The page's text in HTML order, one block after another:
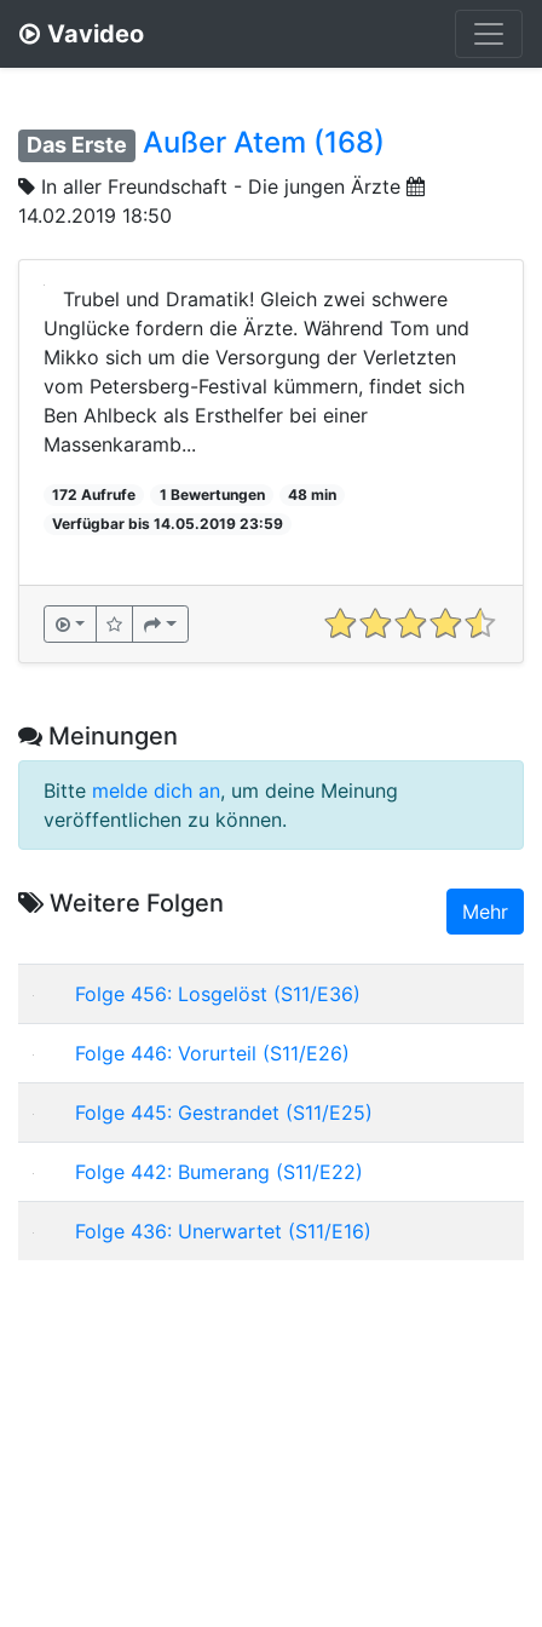
Vavideo
Das Erste Außer Atem (168)
In aller Freundschaft - Die jungen Ärzte
14.02.2019 18:50
Trubel und Dramatik! Gleich zwei schwere
Unglücke fordern die Ärzte. Während Tom und
Mikko sich um die Versorgung der Verletzten
vom Petersberg-Festival kümmern, findet sich
Ben Ahlbeck als Ersthelfer bei einer
Massenkaramb...
172 Aufrufe 1 Bewertungen
48 min
Verfügbar bis 14.05.2019 23:59
Meinungen
Bitte melde dich an, um deine Meinung
veröffentlichen zu können.
Weitere Folgen Mehr
Folge 456: Losgelöst (S11/E36)
Folge 446: Vorurteil (S11/E26)
Folge 445: Gestrandet (S11/E25)
Folge 442: Bumerang (S11/E22)
Folge 436: Unerwartet (S11/E16)